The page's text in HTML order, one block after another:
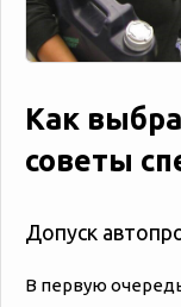
Как
советы
Допуск
В первую